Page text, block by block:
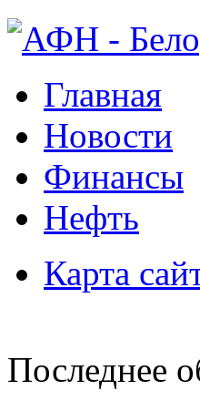
Главная
Новости
Финансы
Нефть
Карта
Последнее